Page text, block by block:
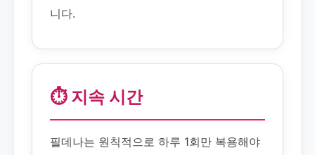
니다.
⏱️ 지속 시간
필데나는 원칙적으로 하루 1회만 복용해야